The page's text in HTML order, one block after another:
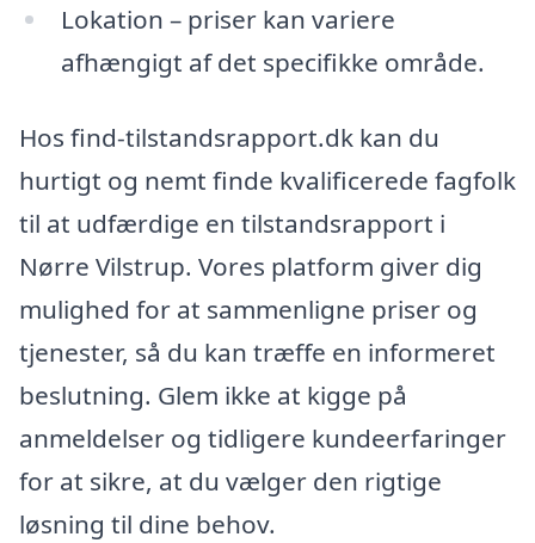
Lokation – priser kan variere
afhængigt af det specifikke område.
Hos find-tilstandsrapport.dk kan du
hurtigt og nemt finde kvalificerede fagfolk
til at udfærdige en tilstandsrapport i
Nørre Vilstrup. Vores platform giver dig
mulighed for at sammenligne priser og
tjenester, så du kan træffe en informeret
beslutning. Glem ikke at kigge på
anmeldelser og tidligere kundeerfaringer
for at sikre, at du vælger den rigtige
løsning til dine behov.